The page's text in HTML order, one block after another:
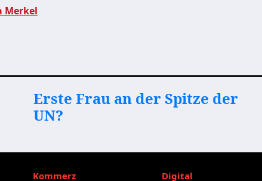
Merkel
Erste Frau an der Spitze der
UN?
Kommerz Digital